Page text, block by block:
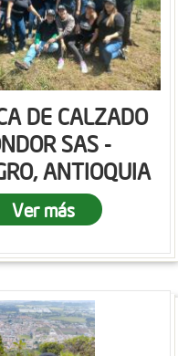
DE CALZADO
SAS -
ANTIOQUIA
Ver más